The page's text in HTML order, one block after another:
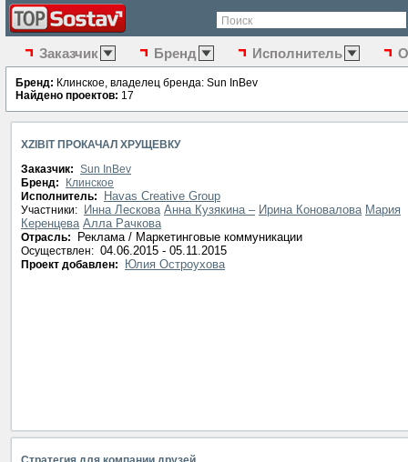
Поиск
Заказчик Бренд Исполнитель
Бренд: Клинское, владелец бренда: Sun InBev
Найдено проектов: 17
XZIBIT ПРОКАЧАЛ ХРУЩЕВКУ
Заказчик: Sun InBev
Бренд:
Клинское
Исполнитель:
Havas Creative Group
Участники: Инна Лескова Анна Кузякина – Ирина Коновалова Мария
Керенцева Алла Рачкова
Отрасль: Реклама / Маркетинговые коммуникации
Осуществлен: 04.06.2015 - 05.11.2015
Проект добавлен: Юлия Остроухова